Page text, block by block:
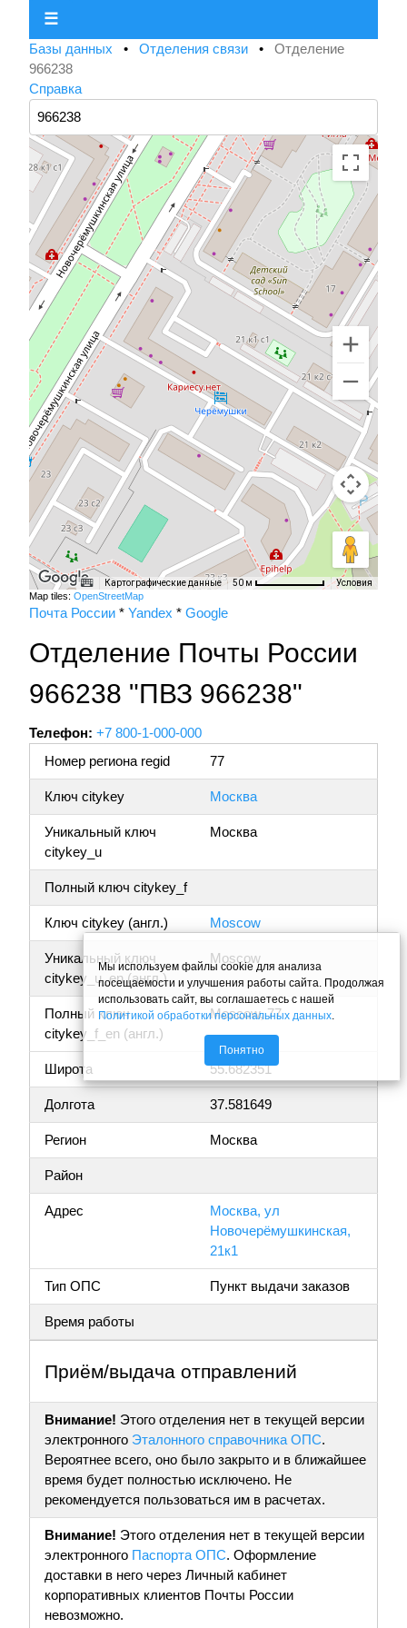
☰
Базы данных • Отделения связи • Отделение
966238
Справка
Картографические данные 50 м Условия
Map tiles: OpenStreetMap
Почта России * Yandex * Google
Отделение Почты России
966238 "ПВЗ 966238"
Телефон: +7 800-1-000-000
Номер региона regid
77
Ключ citykey Москва
Уникальный ключ
citykey_u
Москва
Полный ключ citykey_f
Ключ citykey (англ.) Moscow
Уникальный ключ
citykey_u_en (англ.)
Moscow
Полный ключ
citykey_f_en (англ.)
Moscow, 77
Широта 55.682351
Долгота 37.581649
Регион Москва
Район
Адрес
Москва, ул
Новочерёмушкинская,
21к1
Тип ОПС Пункт выдачи заказов
Время работы
Приём/выдача отправлений
Внимание! Этого отделения нет в текущей версии
электронного Эталонного справочника ОПС.
Вероятнее всего, оно было закрыто и в ближайшее
время будет полностью исключено. Не
рекомендуется пользоваться им в расчетах.
Внимание! Этого отделения нет в текущей версии
электронного Паспорта ОПС. Оформление
доставки в него через Личный кабинет
корпоративных клиентов Почты России
невозможно.
Мы используем файлы cookie для анализа
посещаемости и улучшения работы сайта. Продолжая
использовать сайт, вы соглашаетесь с нашей
Политикой обработки персональных данных
Понятно